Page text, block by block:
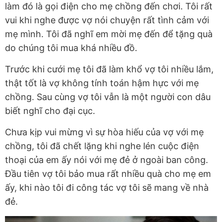
làm đó là gọi điện cho mẹ chồng đến chơi. Tôi rất
vui khi nghe được vợ nói chuyện rất tình cảm với
mẹ mình. Tôi đã nghĩ em mời mẹ đến để tặng quà
do chúng tôi mua khá nhiều đồ.
Trước khi cưới mẹ tôi đã làm khổ vợ tôi nhiều lắm,
thật tốt là vợ không tính toán hậm hực với mẹ
chồng. Sau cùng vợ tôi vẫn là một người con dâu
biết nghĩ cho đại cục.
Chưa kịp vui mừng vì sự hòa hiếu của vợ với mẹ
chồng, tôi đã chết lặng khi nghe lén cuộc điện
thoại của em ấy nói với mẹ đẻ ở ngoài ban công.
Đầu tiên vợ tôi bảo mua rất nhiều quà cho mẹ em
ấy, khi nào tôi đi công tác vợ tôi sẽ mang về nhà
đẻ.